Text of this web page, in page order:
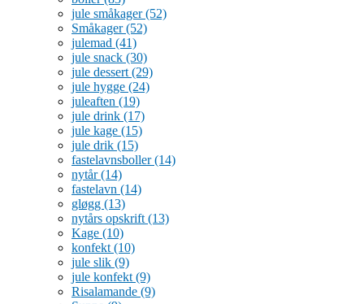
jule småkager(52)
Småkager(52)
julemad (41)
jule snack (30)
jule dessert (29)
jule hygge (24)
juleaften (19)
jule drink (17)
jule kage (15)
jule drik (15)
fastelavnsboller(14)
nytår(14)
fastelavn (14)
gløgg (13)
nytårs opskrift (13)
Kage (10)
konfekt (10)
jule slik (9)
jule konfekt (9)
Risalamande (9)